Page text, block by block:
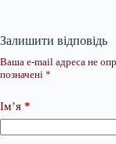
Залишити відповідь
Ваша e-mail адреса не
позначені *
Ім’я *